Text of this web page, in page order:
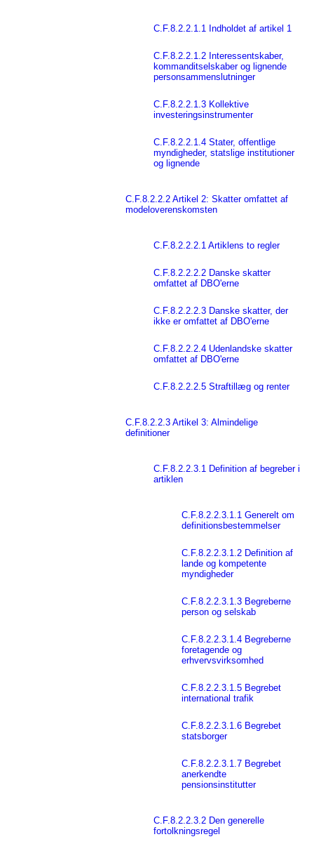
C.F.8.2.2.1.1 Indholdet af artikel 1
C.F.8.2.2.1.2 Interessentskaber,
kommanditselskaber og lignende
personsammenslutninger
C.F.8.2.2.1.3 Kollektive
investeringsinstrumenter
C.F.8.2.2.1.4 Stater, offentlige
myndigheder, statslige institutioner
og lignende
C.F.8.2.2.2 Artikel 2: Skatter omfattet af
modeloverenskomsten
C.F.8.2.2.2.1 Artiklens to regler
C.F.8.2.2.2.2 Danske skatter
omfattet af DBO'erne
C.F.8.2.2.2.3 Danske skatter, der
ikke er omfattet af DBO'erne
C.F.8.2.2.2.4 Udenlandske skatter
omfattet af DBO'erne
C.F.8.2.2.2.5 Straftillæg og renter
C.F.8.2.2.3 Artikel 3: Almindelige
definitioner
C.F.8.2.2.3.1 Definition af begreber i
artiklen
C.F.8.2.2.3.1.1 Generelt om
definitionsbestemmelser
C.F.8.2.2.3.1.2 Definition af
lande og kompetente
myndigheder
C.F.8.2.2.3.1.3 Begreberne
person og selskab
C.F.8.2.2.3.1.4 Begreberne
foretagende og
erhvervsvirksomhed
C.F.8.2.2.3.1.5 Begrebet
international trafik
C.F.8.2.2.3.1.6 Begrebet
statsborger
C.F.8.2.2.3.1.7 Begrebet
anerkendte
pensionsinstitutter
C.F.8.2.2.3.2 Den generelle
fortolkningsregel